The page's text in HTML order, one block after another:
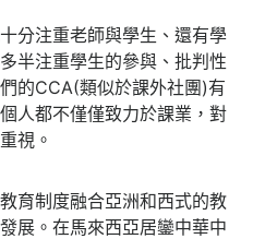
分注重老師與學生、還有學
半注重學生的參與、批判性
的CCA(類似於課外社團)有
人都不僅僅致力於課業，對
視。
育制度融合亞洲和西式的教
展。在馬來西亞居鑾中華中